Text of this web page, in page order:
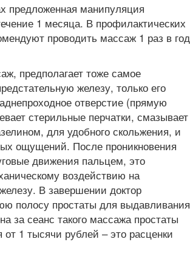
предложенная манипуляция
1 месяца. В профилактических
проводить массаж 1 раз в год
предполагает тоже самое
железу, только его
отверстие (прямую
стерильные перчатки, смазывает
для удобного скольжения, и
ощущений. После проникновения
движения пальцем, это
воздействию на
В завершении доктор
полосу простаты для выдавливания
за сеанс такого массажа простаты
от 1 тысячи рублей – это расценки